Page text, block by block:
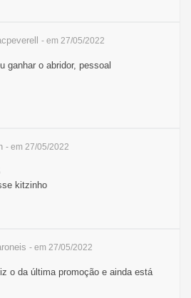
- em 27/05/2022
ganhar o abridor, pessoal
- em 27/05/2022
kitzinho
- em 27/05/2022
o da última promoção e ainda está